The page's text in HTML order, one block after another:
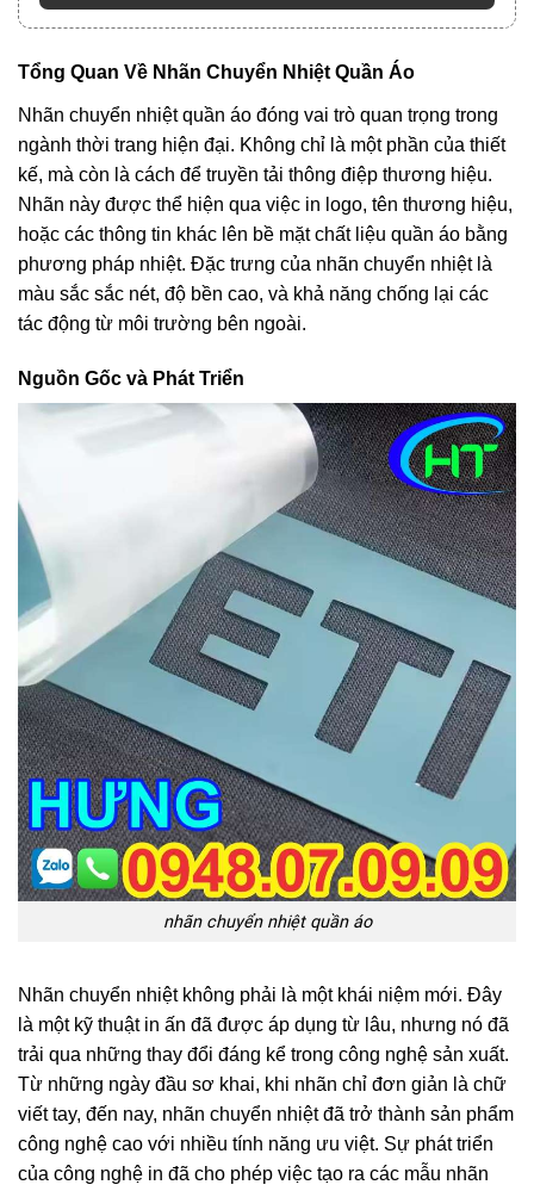
Tổng Quan Về Nhãn Chuyển Nhiệt Quần Áo
Nhãn chuyển nhiệt quần áo đóng vai trò quan trọng trong
ngành thời trang hiện đại. Không chỉ là một phần của thiết
kế, mà còn là cách để truyền tải thông điệp thương hiệu.
Nhãn này được thể hiện qua việc in logo, tên thương hiệu,
hoặc các thông tin khác lên bề mặt chất liệu quần áo bằng
phương pháp nhiệt. Đặc trưng của nhãn chuyển nhiệt là
màu sắc sắc nét, độ bền cao, và khả năng chống lại các
tác động từ môi trường bên ngoài.
Nguồn Gốc và Phát Triển
nhãn chuyển nhiệt quần áo
Nhãn chuyển nhiệt không phải là một khái niệm mới. Đây
là một kỹ thuật in ấn đã được áp dụng từ lâu, nhưng nó đã
trải qua những thay đổi đáng kể trong công nghệ sản xuất.
Từ những ngày đầu sơ khai, khi nhãn chỉ đơn giản là chữ
viết tay, đến nay, nhãn chuyển nhiệt đã trở thành sản phẩm
công nghệ cao với nhiều tính năng ưu việt. Sự phát triển
của công nghệ in đã cho phép việc tạo ra các mẫu nhãn